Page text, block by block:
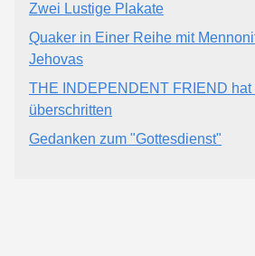
Zwei Lustige Plakate
Quaker in Einer Reihe mit
Jehovas
THE INDEPENDENT FRIEND hat
überschritten
Gedanken zum "Gottesdienst"